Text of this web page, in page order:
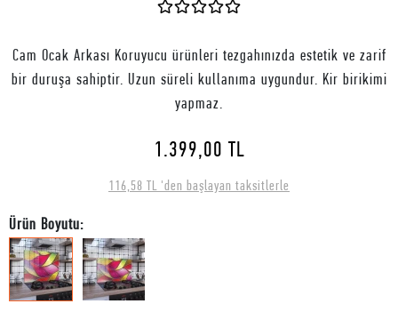
Cam Ocak Arkası Koruyucu ürünleri tezgahınızda estetik ve zarif
bir duruşa sahiptir. Uzun süreli kullanıma uygundur. Kir birikimi
yapmaz.
1.399,00 TL
116,58 TL 'den başlayan taksitlerle
Ürün Boyutu: